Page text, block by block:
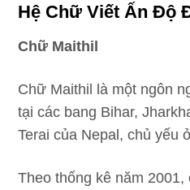
Hệ Chữ Viết Ấn Độ
Chữ Maithil
Chữ Maithil là một ngôn
tại các bang Bihar,
Terai của Nepal, chủ yếu
Theo thống kê năm 2001,